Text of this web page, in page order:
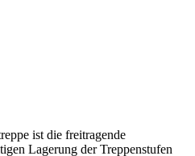
ist die freitragende
Lagerung der Treppenstufen